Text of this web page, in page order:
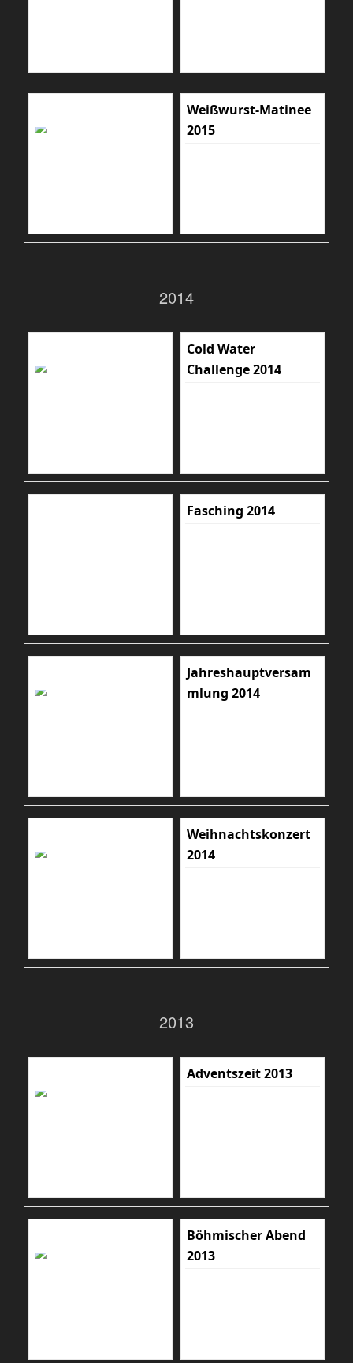
Weißwurst-Matinee
2015
2014
Cold Water
Challenge 2014
Fasching 2014
Jahreshauptversam
mlung 2014
Weihnachtskonzert
2014
2013
Adventszeit 2013
Böhmischer Abend
2013